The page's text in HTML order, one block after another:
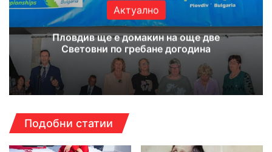
Актуално
Пловдив ще е домакин на още две
Световни по гребане догодина
Подобни статии